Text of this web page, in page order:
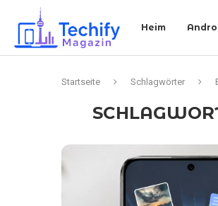
Heim
Startseite Schlagwörter